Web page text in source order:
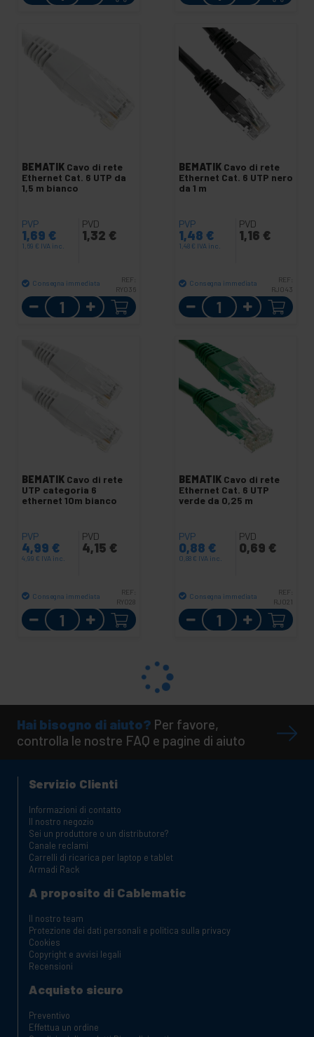
BEMATIK Cavo di rete
Ethernet Cat. 6 UTP da
1,5 m bianco
PVP
1,69 €
1,69 € IVA inc.
PVD
1,32 €
Consegna immediata
REF:
RY036
Quantità
BEMATIK Cavo di rete
Ethernet Cat. 6 UTP nero
da 1 m
PVP
1,48 €
1,48 € IVA inc.
PVD
1,16 €
Consegna immediata
REF:
RJ043
Quantità
BEMATIK Cavo di rete
UTP categoria 6
ethernet 10m bianco
PVP
4,99 €
4,99 € IVA inc.
PVD
4,15 €
Consegna immediata
REF:
RY028
Quantità
BEMATIK Cavo di rete
Ethernet Cat. 6 UTP
verde da 0,25 m
PVP
0,88 €
0,88 € IVA inc.
PVD
0,69 €
Consegna immediata
REF:
RJ021
Quantità
Hai bisogno di aiuto? Per favore,
controlla le nostre FAQ e pagine di aiuto
Servizio Clienti
Informazioni di contatto
Il nostro negozio
Sei un produttore o un distributore?
Canale reclami
Carrelli di ricarica per laptop e tablet
Armadi Rack
A proposito di Cablematic
Il nostro team
Protezione dei dati personali e politica sulla privacy
Cookies
Copyright e avvisi legali
Recensioni
Acquisto sicuro
Preventivo
Effettua un ordine